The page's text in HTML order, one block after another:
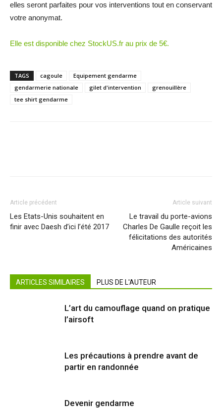
elles seront parfaites pour vos interventions tout en conservant
votre anonymat.
Elle est disponible chez StockUS.fr au prix de 5€.
TAGS cagoule
Equipement gendarme
gendarmerie nationale
gilet d'intervention
grenouillère
tee shirt gendarme
Article précédent
Les Etats-Unis souhaitent en
finir avec Daesh d’ici l’été 2017
Article suivant
Le travail du porte-avions
Charles De Gaulle reçoit les
félicitations des autorités
Américaines
ARTICLES SIMILAIRES PLUS DE L'AUTEUR
L’art du camouflage quand on pratique
l’airsoft
Les précautions à prendre avant de
partir en randonnée
Devenir gendarme